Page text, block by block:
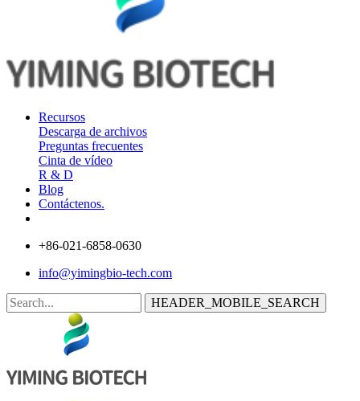
Recursos
Descarga de archivos
Preguntas frecuentes
Cinta de vídeo
R & D
Blog
Contáctenos.
+86-021-6858-0630
info@yimingbio-tech.com
HEADER_MOBILE_SEARCH